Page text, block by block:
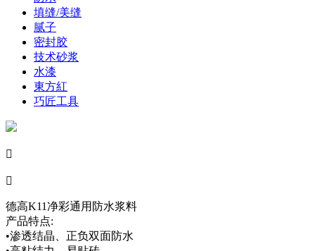
填缝/美缝
腻子
密封胶
技术砂浆
水漆
東方紅
巧匠工具


德高K11净彩通用防水浆料
产品特点:
•渗透结晶、正负双面防水